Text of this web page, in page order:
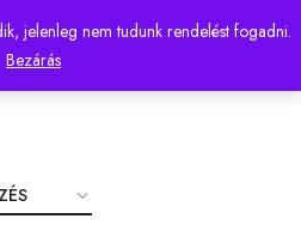
jelenleg nem tudunk rendelést fogadni.
Bezárás